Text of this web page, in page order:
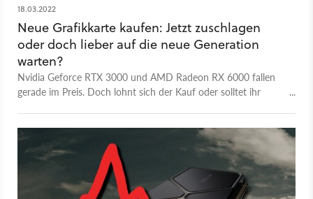
18.03.2022
Neue Grafikkarte kaufen: Jetzt zuschlagen
oder doch lieber auf die neue Generation
warten?
Nvidia Geforce RTX 3000 und AMD Radeon RX 6000 fallen
gerade im Preis. Doch lohnt sich der Kauf oder solltet ihr